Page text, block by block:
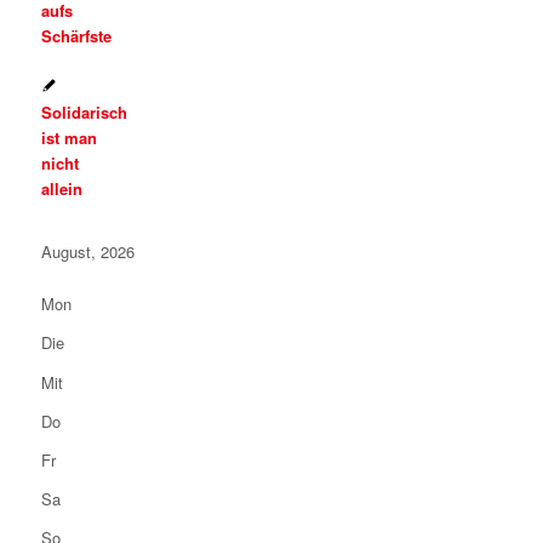
aufs
Schärfste
Solidarisch
ist man
nicht
allein
August, 2026
Mon
Die
Mit
Do
Fr
Sa
So